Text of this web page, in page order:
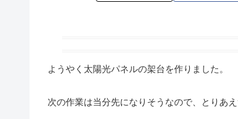
ようやく太陽光パネルの架台を作りました。
次の作業は当分先になりそうなので、とりあ